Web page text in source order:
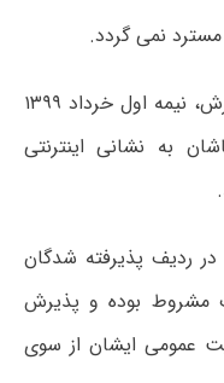
۳- زمان تقریبی اعلام نتایج اولیه پذیرش، نیمه اول خرداد ۱۳۹۹
به نشانی اینترنتی
ردیف پذیرفته شدگان
مشروط بوده و پذیرش
عمومی ایشان از سوی